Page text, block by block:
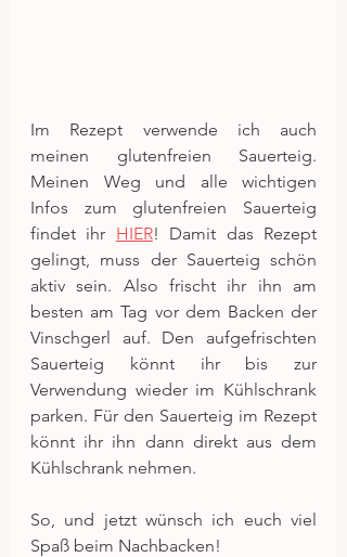
Im Rezept verwende ich auch
meinen glutenfreien Sauerteig.
Meinen Weg und alle wichtigen
Infos zum glutenfreien Sauerteig
findet ihr HIER! Damit das Rezept
gelingt, muss der Sauerteig schön
aktiv sein. Also frischt ihr ihn am
besten am Tag vor dem Backen der
Vinschgerl auf. Den aufgefrischten
Sauerteig könnt ihr bis zur
Verwendung wieder im Kühlschrank
parken. Für den Sauerteig im Rezept
könnt ihr ihn dann direkt aus dem
Kühlschrank nehmen.
So, und jetzt wünsch ich euch viel
Spaß beim Nachbacken!